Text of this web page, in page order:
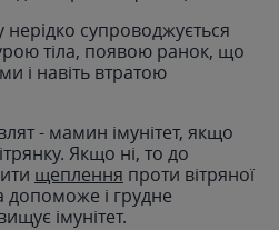
нерідко супроводжується
тіла, появою ранок, що
і навіть втратою
- мамин імунітет, якщо
Якщо ні, то до
щеплення проти вітряної
допоможе і грудне
імунітет.